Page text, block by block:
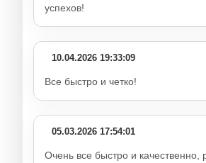
успехов!
10.04.2026 19:33:09
Все быстро и четко!
05.03.2026 17:54:01
Очень все быстро и качественно,